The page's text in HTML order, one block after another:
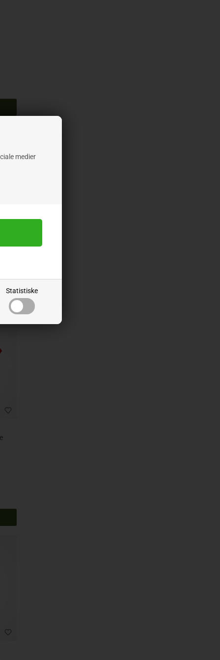
medier
Statistiske